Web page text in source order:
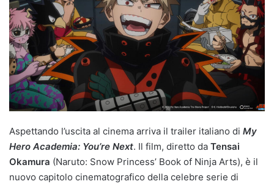
Aspettando l’uscita al cinema arriva il trailer italiano di My
Hero Academia: You’re Next. Il film, diretto da Tensai
Okamura (Naruto: Snow Princess’ Book of Ninja Arts), è il
nuovo capitolo cinematografico della celebre serie di